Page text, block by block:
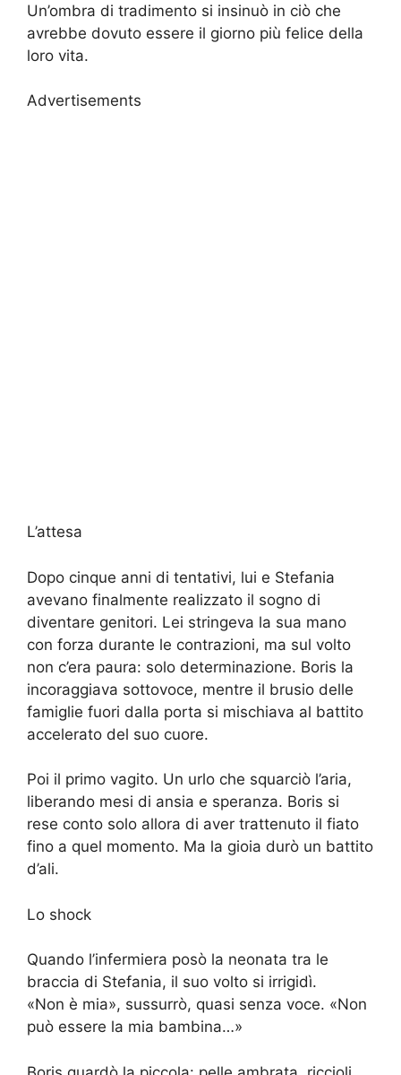
Un’ombra di tradimento si insinuò in ciò che
avrebbe dovuto essere il giorno più felice della
loro vita.
Advertisements
L’attesa
Dopo cinque anni di tentativi, lui e Stefania
avevano finalmente realizzato il sogno di
diventare genitori. Lei stringeva la sua mano
con forza durante le contrazioni, ma sul volto
non c’era paura: solo determinazione. Boris la
incoraggiava sottovoce, mentre il brusio delle
famiglie fuori dalla porta si mischiava al battito
accelerato del suo cuore.
Poi il primo vagito. Un urlo che squarciò l’aria,
liberando mesi di ansia e speranza. Boris si
rese conto solo allora di aver trattenuto il fiato
fino a quel momento. Ma la gioia durò un battito
d’ali.
Lo shock
Quando l’infermiera posò la neonata tra le
braccia di Stefania, il suo volto si irrigidì.
«Non è mia», sussurrò, quasi senza voce. «Non
può essere la mia bambina…»